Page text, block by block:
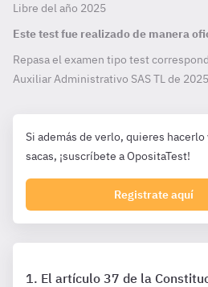
Libre del año 2025
Este test fue realizado de manera
Repasa el examen tipo test
Auxiliar Administrativo SAS TL de 2025
Si además de verlo, quieres hacerlo
sacas, ¡suscríbete a OpositaTest!
Registrate aquí
El artículo 37 de la